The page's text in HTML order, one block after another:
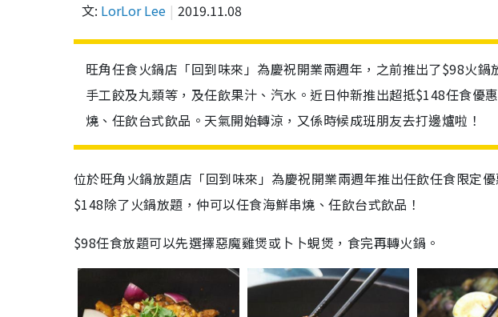
文: LorLor Lee 2019.11.08
旺角任食火鍋店「回到味來」為慶祝開業兩週年，之前推出了$98火
手工餃及丸類等，及任飲果汁、汽水。近日仲新推出超抵$148任食優
燒、任飲台式飲品。天氣開始轉涼，又係時候成班朋友去打邊爐啦！
位於旺角火鍋放題店「回到味來」為慶祝開業兩週年推出任飲任食限定
$148除了火鍋放題，仲可以任食海鮮串燒、任飲台式飲品！
$98任食放題可以先選擇惡魔雞煲或卜卜蜆煲，食完再轉火鍋。